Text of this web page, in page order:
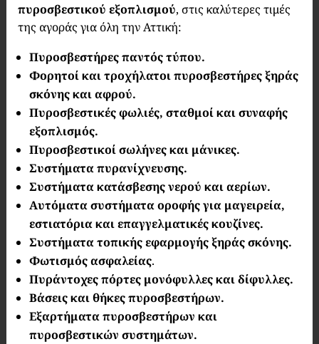
πυροσβεστικού εξοπλισμού, στις καλύτερες τιμές
της αγοράς για όλη την Αττική:
Πυροσβεστήρες παντός τύπου.
Φορητοί και τροχήλατοι πυροσβεστήρες ξηράς
σκόνης και αφρού.
Πυροσβεστικές φωλιές, σταθμοί και συναφής
εξοπλισμός.
Πυροσβεστικοί σωλήνες και μάνικες.
Συστήματα πυρανίχνευσης.
Συστήματα κατάσβεσης νερού και αερίων.
Αυτόματα συστήματα οροφής για μαγειρεία,
εστιατόρια και επαγγελματικές κουζίνες.
Συστήματα τοπικής εφαρμογής ξηράς σκόνης.
Φωτισμός ασφαλείας.
Πυράντοχες πόρτες μονόφυλλες και δίφυλλες.
Βάσεις και θήκες πυροσβεστήρων.
Εξαρτήματα πυροσβεστήρων και
πυροσβεστικών συστημάτων.